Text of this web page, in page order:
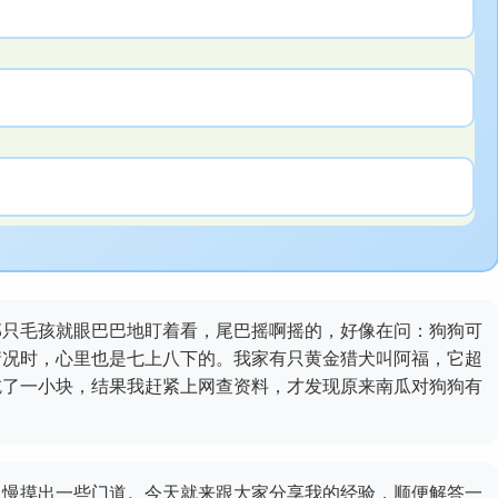
毛孩就眼巴巴地盯着看，尾巴摇啊摇的，好像在问：狗狗可
时，心里也是七上八下的。我家有只黄金猎犬叫阿福，它超
一小块，结果我赶紧上网查资料，才发现原来南瓜对狗狗有
摸出一些门道。今天就来跟大家分享我的经验，顺便解答一